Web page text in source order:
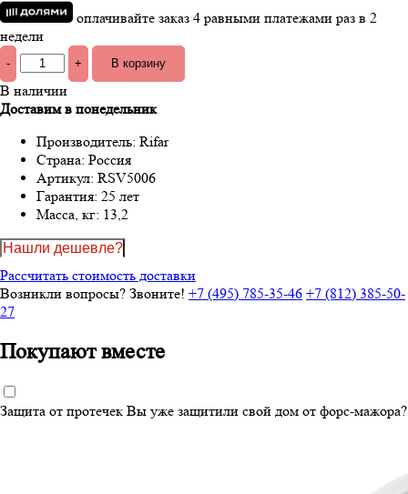
оплачивайте заказ 4 равными платежами раз в 2
недели
- +
В наличии
Доставим в понедельник
Производитель: Rifar
Страна: Россия
Артикул: RSV5006
Гарантия: 25 лет
Масса, кг: 13,2
Нашли дешевле?
Рассчитать стоимость доставки
Возникли вопросы? Звоните! +7 (495) 785-35-46 +7 (812) 385-50-
27
Покупают вместе
Защита от протечек Вы уже защитили свой дом от форс-мажора?